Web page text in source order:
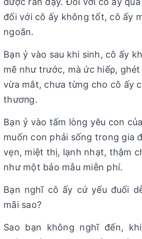
đối với cô ấy không tốt, cô ấy
ngoãn.
Bạn ỷ vào sau khi sinh, cô ấy
mẽ như trước, mà ức hiếρ,
vừa mắt, chưa từng cho cô ấy
thươпg.
Bạn ỷ vào tấm lòng yêu con
muốn con phải sống trong gia
vẹn, miệt thị, lạnh nhạt, thậm
như một bảo mẫu miễn phí.
Bạn nghĩ cô ấy cứ yếu đuối
mãi sao?
Sao bạn không nghĩ đến,